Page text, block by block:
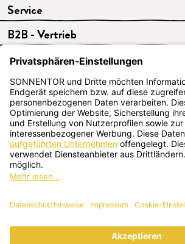
Service
B2B - Vertrieb
Deutsch
SONNENTOR
Sprögnitz 10, 3913 Sprögnitz,